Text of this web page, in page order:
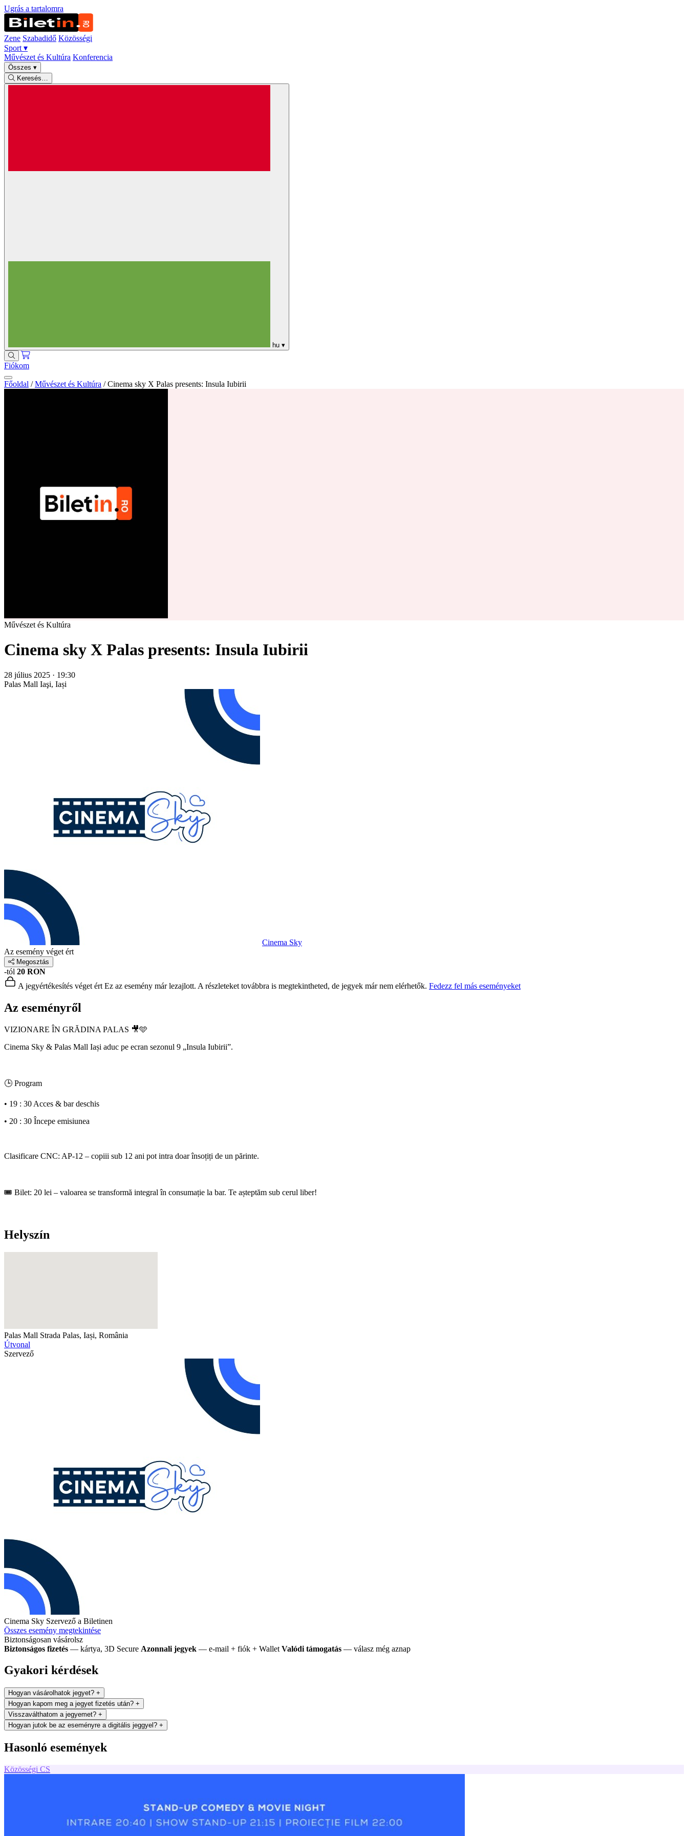
Ugrás a tartalomra
Zene Szabadidő Közösségi
Sport ▾
Művészet és Kultúra Konferencia
Összes ▾
Keresés…
hu ▾
Fiókom
Főoldal / Művészet és Kultúra / Cinema sky X Palas presents: Insula Iubirii
Művészet és Kultúra
Cinema sky X Palas presents: Insula Iubirii
28 július 2025 · 19:30
Palas Mall Iaşi, Iași
Cinema Sky
Az esemény véget ért
Megosztás
-tól 20 RON
A jegyértékesítés véget ért Ez az esemény már lezajlott. A részleteket továbbra is megtekintheted, de jegyek már nem elérhetők. Fedezz fel más eseményeket
Az eseményről
VIZIONARE ÎN GRĂDINA PALAS 🎥🩵
Cinema Sky & Palas Mall Iași aduc pe ecran sezonul 9 „Insula Iubirii”.
🕒 Program
• 19 : 30 Acces & bar deschis
• 20 : 30 Începe emisiunea
Clasificare CNC: AP-12 – copiii sub 12 ani pot intra doar însoțiți de un părinte.
🎟️ Bilet: 20 lei – valoarea se transformă integral în consumație la bar. Te așteptăm sub cerul liber!
Helyszín
Palas Mall Strada Palas, Iași, România
Útvonal
Szervező
Cinema Sky Szervező a Biletinen
Összes esemény megtekintése
Biztonságosan vásárolsz
Biztonságos fizetés — kártya, 3D Secure Azonnali jegyek — e-mail + fiók + Wallet Valódi támogatás — válasz még aznap
Gyakori kérdések
Hogyan vásárolhatok jegyet? +
Hogyan kapom meg a jegyet fizetés után? +
Visszaválthatom a jegyemet? +
Hogyan jutok be az eseményre a digitális jeggyel? +
Hasonló események
Közösségi CS